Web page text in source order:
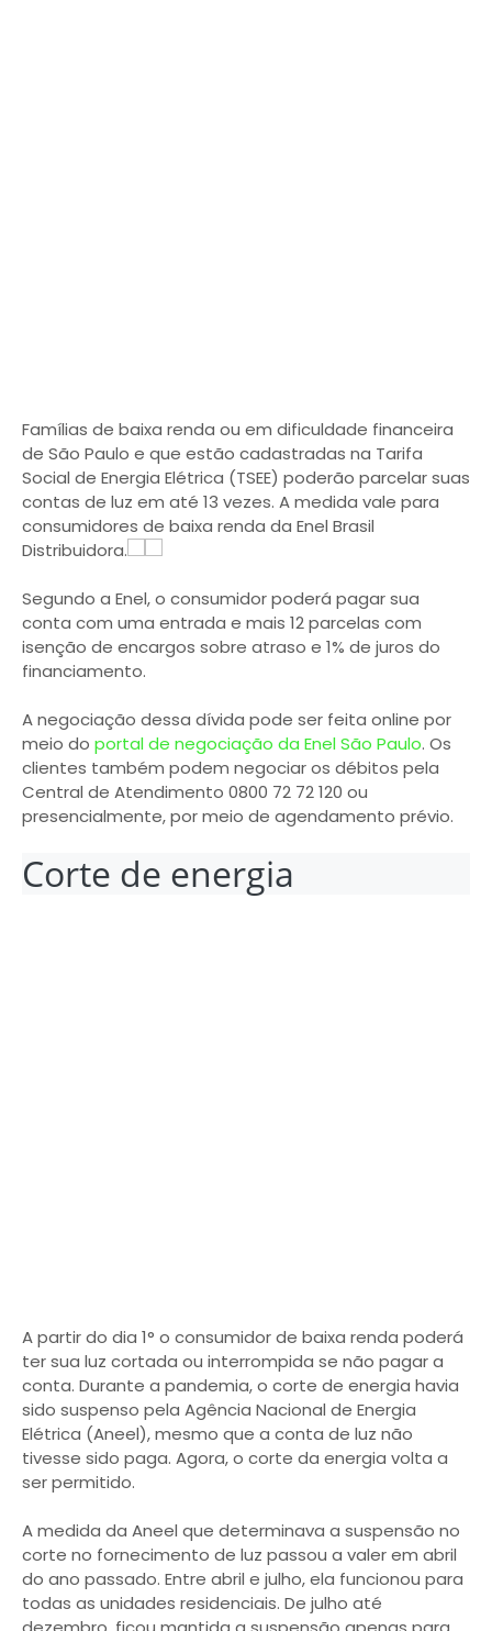
Famílias de baixa renda ou em dificuldade financeira
de São Paulo e que estão cadastradas na Tarifa
Social de Energia Elétrica (TSEE) poderão parcelar suas
contas de luz em até 13 vezes. A medida vale para
consumidores de baixa renda da Enel Brasil
Distribuidora.
Segundo a Enel, o consumidor poderá pagar sua
conta com uma entrada e mais 12 parcelas com
isenção de encargos sobre atraso e 1% de juros do
financiamento.
A negociação dessa dívida pode ser feita online por
meio do portal de negociação da Enel São Paulo. Os
clientes também podem negociar os débitos pela
Central de Atendimento 0800 72 72 120 ou
presencialmente, por meio de agendamento prévio.
Corte de energia
A partir do dia 1° o consumidor de baixa renda poderá
ter sua luz cortada ou interrompida se não pagar a
conta. Durante a pandemia, o corte de energia havia
sido suspenso pela Agência Nacional de Energia
Elétrica (Aneel), mesmo que a conta de luz não
tivesse sido paga. Agora, o corte da energia volta a
ser permitido.
A medida da Aneel que determinava a suspensão no
corte no fornecimento de luz passou a valer em abril
do ano passado. Entre abril e julho, ela funcionou para
todas as unidades residenciais. De julho até